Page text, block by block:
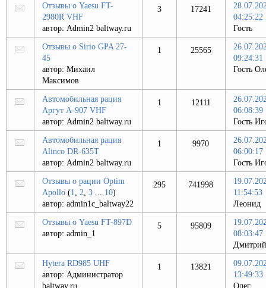
Отзывы о Yaesu FT-
2980R VHF
автор: Admin2 baltway.ru
3 17241
04:25:22
Гость
Отзывы о Sirio GPA 27-
45
автор: Михаил
Максимов
1 25565
09:24:31
Гость
Автомобильная рация
Аргут А-907 VHF
автор: Admin2 baltway.ru
1 12111
06:08:39
Гость
Автомобильная рация
Alinco DR-635T
автор: Admin2 baltway.ru
1 9970
06:00:17
Гость
Отзывы о рации Optim
Apollo (1 2 3 10)
автор: admin1c_baltway22
295 741998
11:54:53
Леонид
Отзывы о Yaesu FT-897D
автор: admin_1
5 95809
08:03:47
Hytera RD985 UHF
автор: Администратор
baltway.ru
1 13821
13:49:33
Олег